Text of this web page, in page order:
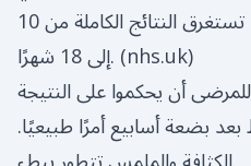
الظهور بعد حوالي 4 أشهر وقد تستغرق النتائج الكاملة من 10
إلى 18 شهرًا. (nhs.uk)
أن يحكموا على النتيجة
بضعة أسابيع أمرًا طبيعيًا.
الكثافة والملمس تتطور ببطء.